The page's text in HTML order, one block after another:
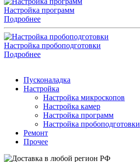
Настройка программ
Подробнее
Настройка пробоподготовки
Подробнее
Пусконаладка
Настройка
Настройка микроскопов
Настройка камер
Настройка программ
Настройка пробоподготовки
Ремонт
Прочее